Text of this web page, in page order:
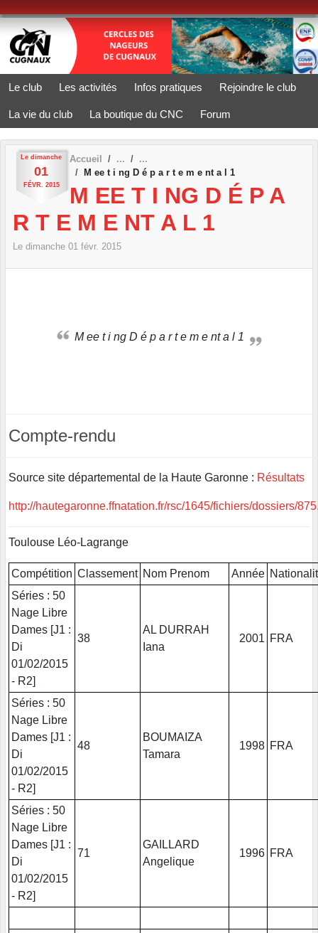
Le club Les activités Infos pratiques Rejoindre le club
La vie du club La boutique du CNC Forum
Le dimanche
01
FÉVR. 2015
Accueil
M ee t i ng D é p a r t e m e nt a l 1
M EE T I NG D É P A
R T E M E NT A L 1
Le dimanche 01 févr. 2015
M ee t i ng D é p a r t e m e nt a l 1
Compte-rendu
Source site départemental de la Haute Garonne : Résultats
http://hautegaronne.ffnatation.fr/rsc/1645/fichiers/dossiers/
Toulouse Léo-Lagrange
Compétition Classement Nom Prenom Année
Séries : 50
Nage Libre
Dames [J1 :
Di
01/02/2015
- R2]
38
AL DURRAH
Iana
2001 FRA
Séries : 50
Nage Libre
Dames [J1 :
Di
01/02/2015
- R2]
48
BOUMAIZA
Tamara
1998 FRA
Séries : 50
Nage Libre
Dames [J1 :
Di
01/02/2015
- R2]
71
GAILLARD
Angelique
1996 FRA